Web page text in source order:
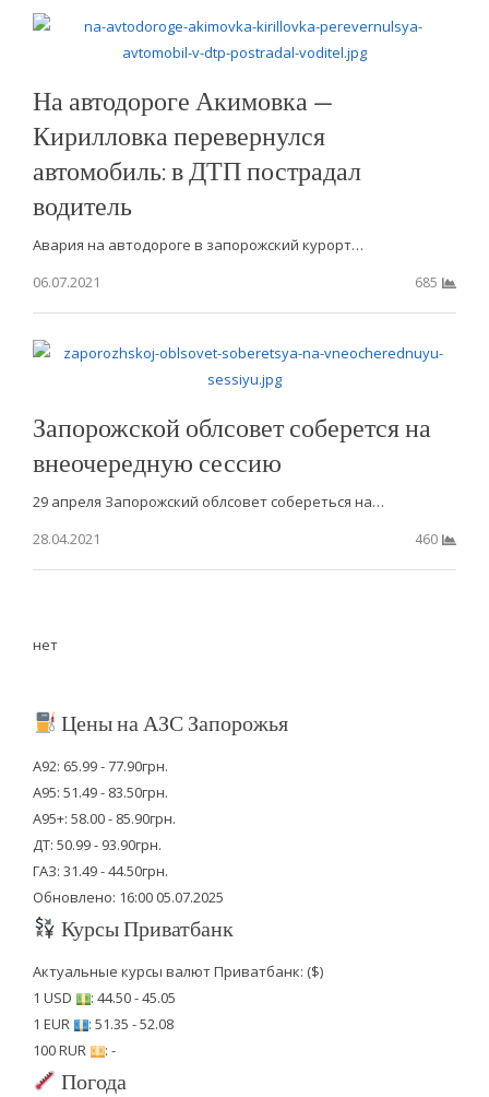
На автодороге Акимовка —
Кирилловка перевернулся
автомобиль: в ДТП пострадал
водитель
Авария на автодороге в запорожский курорт…
06.07.2021
685
Запорожской облсовет соберется на
внеочередную сессию
29 апреля Запорожский облсовет собереться на…
28.04.2021
460
нет
Цены на АЗС Запорожья
А92: 65.99 - 77.90грн.
А95: 51.49 - 83.50грн.
А95+: 58.00 - 85.90грн.
ДТ: 50.99 - 93.90грн.
ГАЗ: 31.49 - 44.50грн.
Обновлено: 16:00 05.07.2025
Курсы Приватбанк
Актуальные курсы валют Приватбанк: ($)
1 USD
: 44.50 - 45.05
1 EUR
: 51.35 - 52.08
100 RUR
: -
Погода